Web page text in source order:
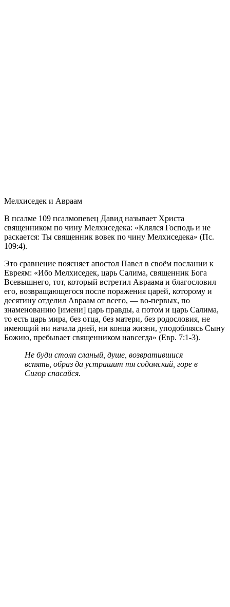
Мелхиседек и Авраам
В псалме 109 псалмопевец Давид называет Христа
священником по чину Мелхиседека: «Клялся Господь и не
раскается: Ты священник вовек по чину Мелхиседека» (Пс.
109:4).
Это сравнение поясняет апостол Павел в своём послании к
Евреям: «Ибо Мелхиседек, царь Салима, священник Бога
Всевышнего, тот, который встретил Авраама и благословил
его, возвращающегося после поражения царей, которому и
десятину отделил Авраам от всего, — во-первых, по
знаменованию [имени] царь правды, а потом и царь Салима,
то есть царь мира, без отца, без матери, без родословия, не
имеющий ни начала дней, ни конца жизни, уподобляясь Сыну
Божию, пребывает священником навсегда» (Евр. 7:1-3).
Не буди столп сланый, душе, возвратившися
вспять, образ да устрашит тя содомский, горе в
Сигор спасайся.